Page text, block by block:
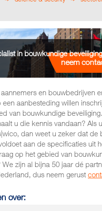
in bouwkundige beveiliging
neem
en bouwbedrijven
een aanbesteding willen
van bouwkundige
u die kennis vandaan? Als
dan weet u zeker dat de
aan de specificaties uit
op het gebied van
We zijn al bijna 50 jaar dé
dus neem gerust
over: